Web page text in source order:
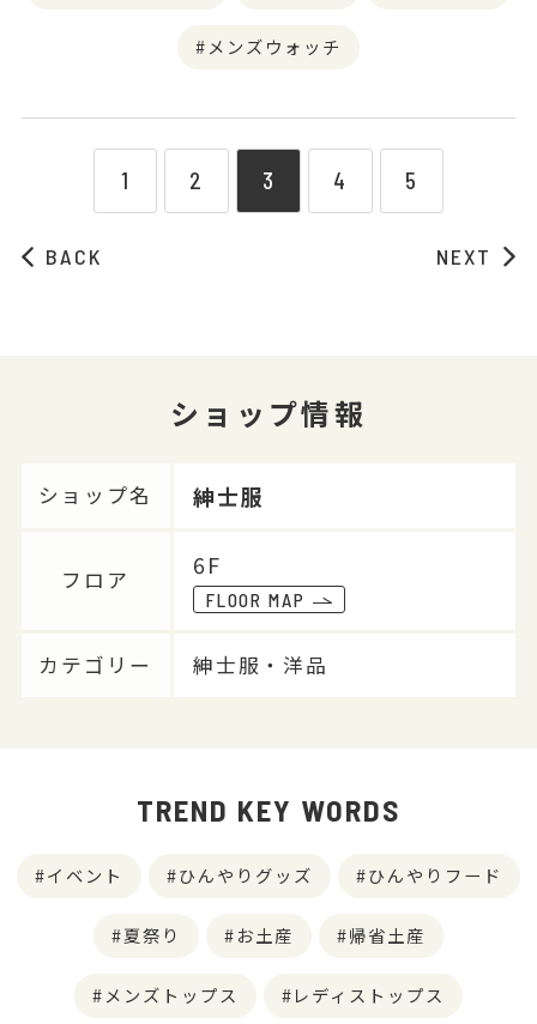
メンズウォッチ
BACK
1 2 3 4 5
NEXT
ショップ情報
ショップ名 紳士服
フロア
6F
FLOOR MAP
カテゴリー 紳士服・洋品
TREND KEY WORDS
イベント ひんやりグッズ ひんやりフード
夏祭り お土産 帰省土産
メンズトップス レディストップス